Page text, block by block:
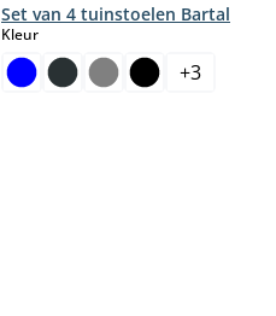
Set van 4 tuinstoelen Bartal
Kleurselect
+3